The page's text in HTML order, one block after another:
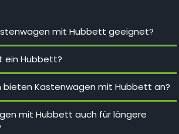
mit Hubbett geeignet?
ein Hubbett?
bieten Kastenwagen mit Hubbett an?
mit Hubbett auch für längere